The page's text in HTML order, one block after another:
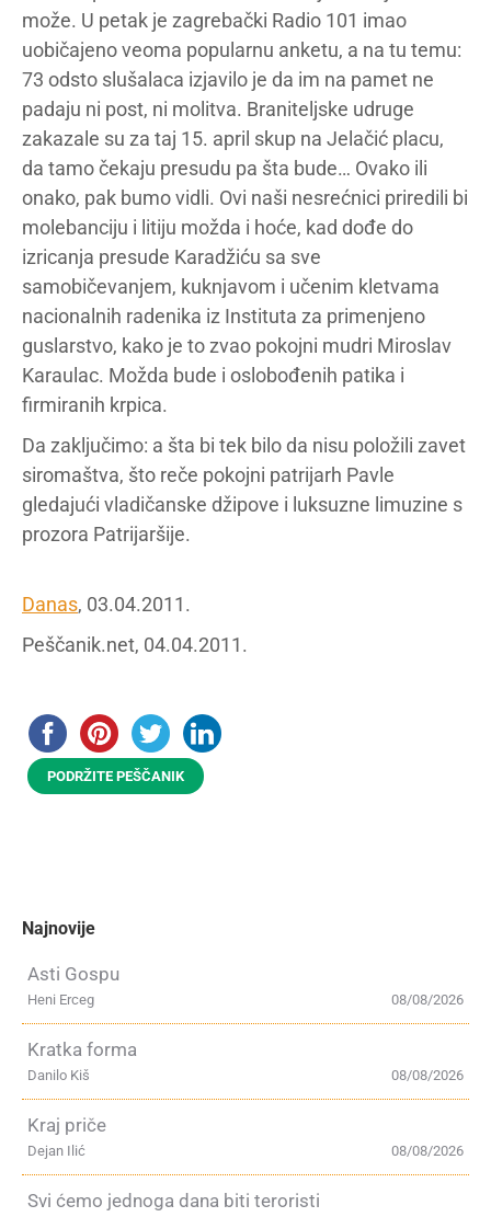
može. U petak je zagrebački Radio 101 imao
uobičajeno veoma popularnu anketu, a na tu temu:
73 odsto slušalaca izjavilo je da im na pamet ne
padaju ni post, ni molitva. Braniteljske udruge
zakazale su za taj 15. april skup na Jelačić placu,
da tamo čekaju presudu pa šta bude… Ovako ili
onako, pak bumo vidli. Ovi naši nesrećnici priredili bi
molebanciju i litiju možda i hoće, kad dođe do
izricanja presude Karadžiću sa sve
samobičevanjem, kuknjavom i učenim kletvama
nacionalnih radenika iz Instituta za primenjeno
guslarstvo, kako je to zvao pokojni mudri Miroslav
Karaulac. Možda bude i oslobođenih patika i
firmiranih krpica.
Da zaključimo: a šta bi tek bilo da nisu položili zavet
siromaštva, što reče pokojni patrijarh Pavle
gledajući vladičanske džipove i luksuzne limuzine s
prozora Patrijaršije.
Danas, 03.04.2011.
Peščanik.net, 04.04.2011.
PODRŽITE PEŠČANIK
Najnovije
Asti Gospu
08/08/2026
Heni Erceg
Kratka forma
08/08/2026
Danilo Kiš
Kraj priče
08/08/2026
Dejan Ilić
Svi ćemo jednoga dana biti teroristi